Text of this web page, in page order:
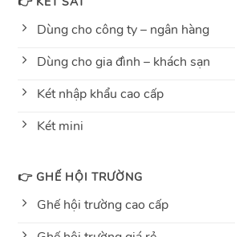
Dùng cho công ty – ngân hàng
Dùng cho gia đình – khách sạn
Két nhập khẩu cao cấp
Két mini
👉 GHẾ HỘI TRƯỜNG
Ghế hội trường cao cấp